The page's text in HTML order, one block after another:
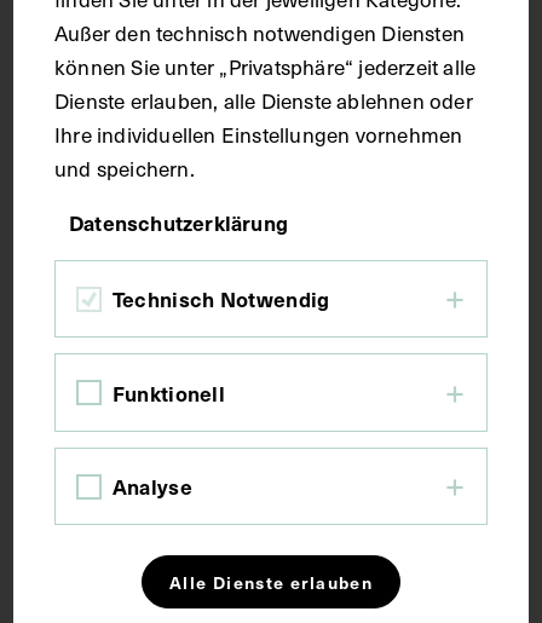
Lithografie
Maße
Bildmaß 31,4 x 61,8 cm
Die Lithografie wurde von Josef Kriehuber
angefertigt und ist der Monographie von Wolfgang
Wurzbach, Josef Kriehuber, 2. Aufl., Wien 1957.
Vorderseitig mit einem Stempel des Institutes für
Geschichte der Medizin, Wien, versehen. Digitalisat
von: Reiner Riedler.
Schlagwörter
Außer den technisch notwendigen Diensten
können Sie unter „Privatsphäre“ jederzeit alle
Dienste erlauben, alle Dienste ablehnen oder
Ihre individuellen Einstellungen vornehmen
und speichern.
Datenschutzerklärung
Technisch Notwendig
Funktionell
Analyse
Alle Dienste erlauben